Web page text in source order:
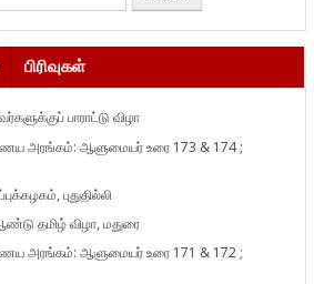
பிரிவுகள்
பாராட்டு விழா
அரங்கம்: ஆளுமையர் உரை 173 & 174 ;
புதுதில்லி
தமிழ் விழா, மதுரை
அரங்கம்: ஆளுமையர் உரை 171 & 172 ;